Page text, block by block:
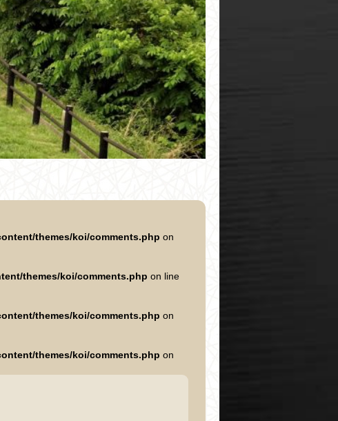
themes/koi/comments.php on
themes/koi/comments.php on line
themes/koi/comments.php on
themes/koi/comments.php on